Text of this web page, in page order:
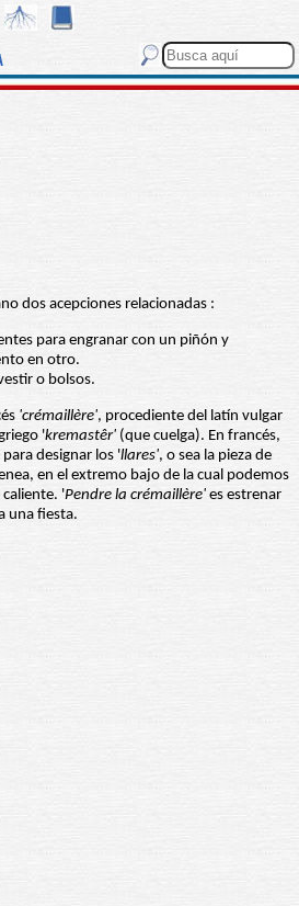
dos acepciones relacionadas :
para engranar con un piñón y
en otro.
o bolsos.
'crémaillère', procediente del latín vulgar
'kremastêr' (que cuelga). En francés,
designar los 'llares', o sea la pieza de
en el extremo bajo de la cual podemos
caliente. 'Pendre la crémaillère' es estrenar
una fiesta.